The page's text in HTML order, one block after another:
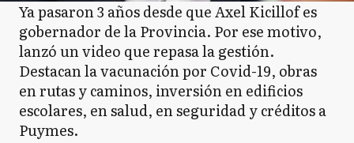
Ya pasaron 3 años desde que Axel Kicillof es
gobernador de la Provincia. Por ese motivo,
lanzó un video que repasa la gestión.
Destacan la vacunación por Covid-19, obras
en rutas y caminos, inversión en edificios
escolares, en salud, en seguridad y créditos a
Puymes.